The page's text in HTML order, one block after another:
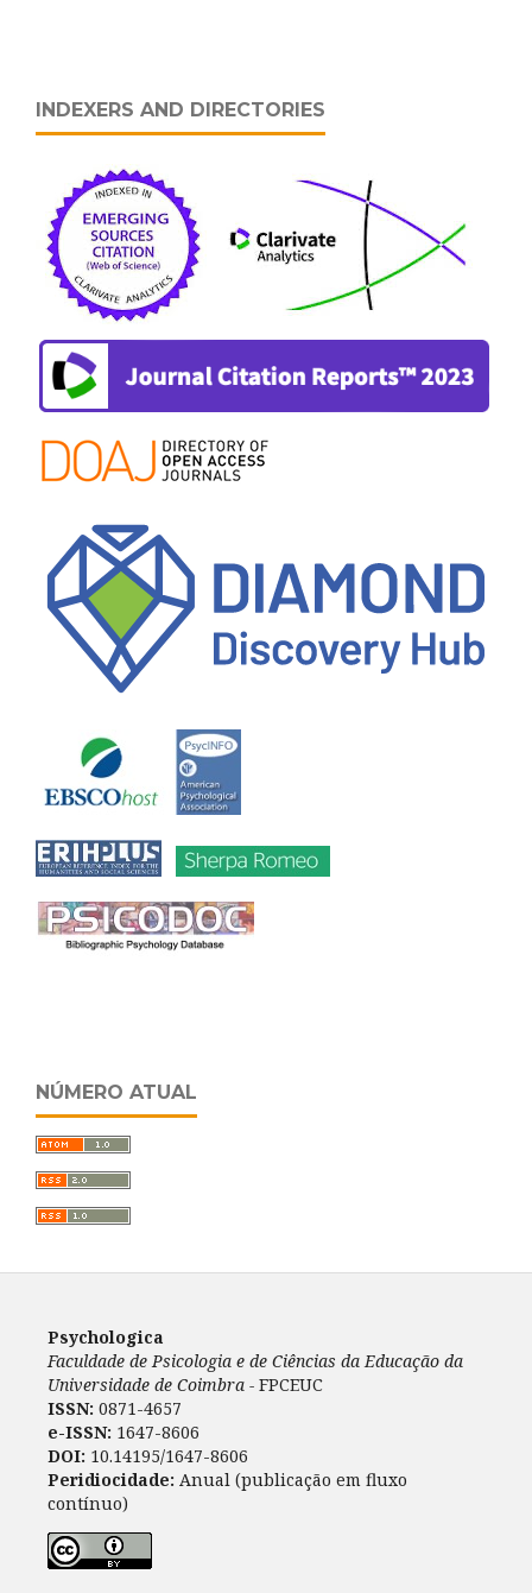
INDEXERS AND DIRECTORIES
NÚMERO ATUAL
Psychologica
Faculdade de Psicologia e de Ciências da Educação da
Universidade de Coimbra - FPCEUC
ISSN: 0871-4657
e-ISSN: 1647-8606
DOI: 10.14195/1647-8606
Peridiocidade: Anual (publicação em fluxo
contínuo)